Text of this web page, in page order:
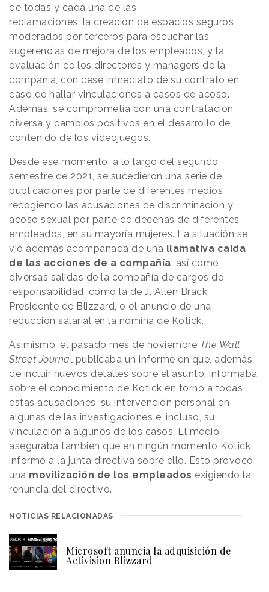
de todas y cada una de las
reclamaciones, la creación de espacios seguros
moderados por terceros para escuchar las
sugerencias de mejora de los empleados, y la
evaluación de los directores y managers de la
compañía, con cese inmediato de su contrato en
caso de hallar vinculaciones a casos de acoso.
Además, se comprometía con una contratación
diversa y cambios positivos en el desarrollo de
contenido de los videojuegos.
Desde ese momento, a lo largo del segundo
semestre de 2021, se sucedieron una serie de
publicaciones por parte de diferentes medios
recogiendo las acusaciones de discriminación y
acoso sexual por parte de decenas de diferentes
empleados, en su mayoría mujeres. La situación se
vio además acompañada de una llamativa caída
de las acciones de a compañía, así como
diversas salidas de la compañía de cargos de
responsabilidad, como la de J. Allen Brack,
Presidente de Blizzard, o el anuncio de una
reducción salarial en la nómina de Kotick.
Asimismo, el pasado mes de noviembre The Wall
Street Journal publicaba un informe en que, además
de incluir nuevos detalles sobre el asunto, informaba
sobre el conocimiento de Kotick en torno a todas
estas acusaciones, su intervención personal en
algunas de las investigaciones e, incluso, su
vinculación a algunos de los casos. El medio
aseguraba también que en ningún momento Kotick
informó a la junta directiva sobre ello. Esto provocó
una movilización de los empleados exigiendo la
renuncia del directivo.
NOTICIAS RELACIONADAS
Microsoft anuncia la adquisición de
Activision Blizzard